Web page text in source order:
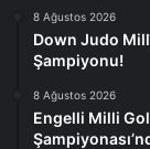
8 Ağustos 2026
Down Judo
Şampiyonu!
8 Ağustos 2026
Engelli Milli